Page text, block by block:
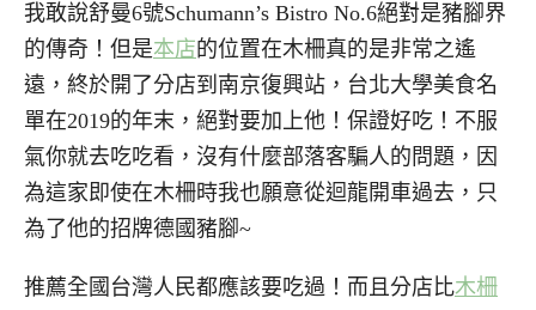
我敢說舒曼6號Schumann’s Bistro No.6絕對是豬腳界
的傳奇！但是本店的位置在木柵真的是非常之遙
遠，終於開了分店到南京復興站，台北大學美食名
單在2019的年末，絕對要加上他！保證好吃！不服
氣你就去吃吃看，沒有什麼部落客騙人的問題，因
為這家即使在木柵時我也願意從迴龍開車過去，只
為了他的招牌德國豬腳~
推薦全國台灣人民都應該要吃過！而且分店比木柵